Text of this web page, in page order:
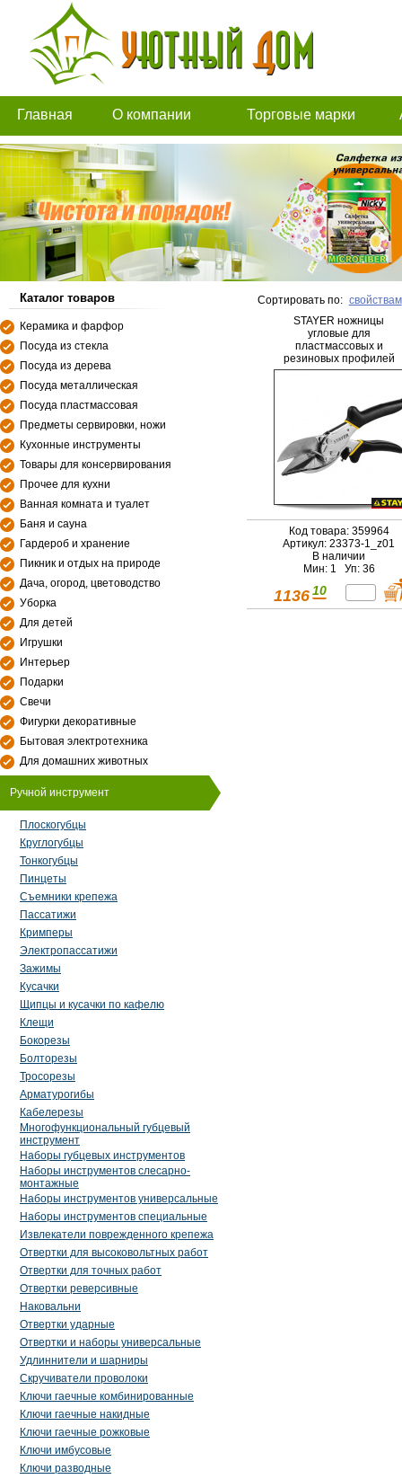
Главная О компании Торговые марки
Каталог товаров
Керамика и фарфор
Посуда из стекла
Посуда из дерева
Посуда металлическая
Посуда пластмассовая
Предметы сервировки, ножи
Кухонные инструменты
Товары для консервирования
Прочее для кухни
Ванная комната и туалет
Баня и сауна
Гардероб и хранение
Пикник и отдых на природе
Дача, огород, цветоводство
Уборка
Для детей
Игрушки
Интерьер
Подарки
Свечи
Фигурки декоративные
Бытовая электротехника
Для домашних животных
Ручной инструмент
Плоскогубцы
Круглогубцы
Тонкогубцы
Пинцеты
Съемники крепежа
Пассатижи
Кримперы
Электропассатижи
Зажимы
Кусачки
Щипцы и кусачки по кафелю
Клещи
Бокорезы
Болторезы
Тросорезы
Арматурогибы
Кабелерезы
Многофункциональный губцевый
инструмент
Наборы губцевых инструментов
Наборы инструментов слесарно-
монтажные
Наборы инструментов универсальные
Наборы инструментов специальные
Извлекатели поврежденного крепежа
Отвертки для высоковольтных работ
Отвертки для точных работ
Отвертки реверсивные
Наковальни
Отвертки ударные
Отвертки и наборы универсальные
Удлиннители и шарниры
Скручиватели проволоки
Ключи гаечные комбинированные
Ключи гаечные накидные
Ключи гаечные рожковые
Ключи имбусовые
Ключи разводные
Сортировать по: свойствам
STAYER ножницы
угловые для
пластмассовых и
резиновых профилей
Код товара: 359964
Артикул: 23373-1_z01
В наличии
Мин: 1 Уп: 36
1136 10